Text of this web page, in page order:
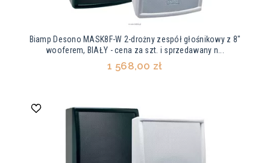
Biamp Desono MASK8F-W 2-drożny zespół głośnikowy z 8"
wooferem, BIAŁY - cena za szt. i sprzedawany n...
1 568,00 zł